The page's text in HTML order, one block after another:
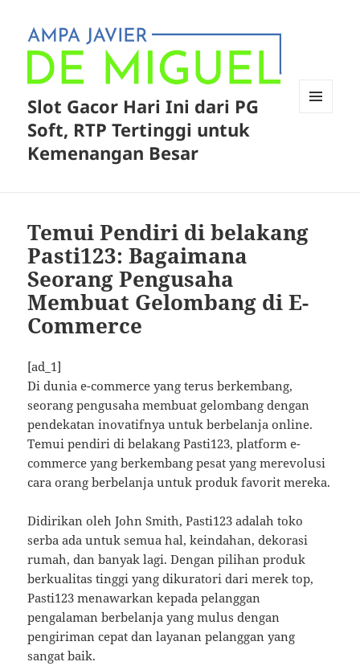
Slot Gacor Hari Ini dari PG
Soft, RTP Tertinggi untuk
Kemenangan Besar
Temui Pendiri di belakang
Pasti123: Bagaimana
Seorang Pengusaha
Membuat Gelombang di E-
Commerce
[ad_1]
Di dunia e-commerce yang terus berkembang,
seorang pengusaha membuat gelombang dengan
pendekatan inovatifnya untuk berbelanja online.
Temui pendiri di belakang Pasti123, platform e-
commerce yang berkembang pesat yang merevolusi
cara orang berbelanja untuk produk favorit mereka.
Didirikan oleh John Smith, Pasti123 adalah toko
serba ada untuk semua hal, keindahan, dekorasi
rumah, dan banyak lagi. Dengan pilihan produk
berkualitas tinggi yang dikuratori dari merek top,
Pasti123 menawarkan kepada pelanggan
pengalaman berbelanja yang mulus dengan
pengiriman cepat dan layanan pelanggan yang
sangat baik.